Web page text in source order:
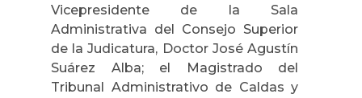
Vicepresidente de la Sala
Administrativa del Consejo Superior
de la Judicatura, Doctor José Agustín
Suárez Alba; el Magistrado del
Tribunal Administrativo de Caldas y